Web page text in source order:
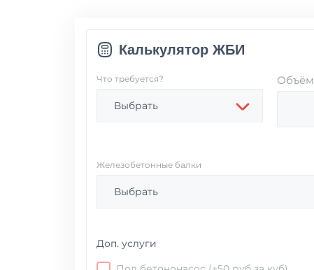
Калькулятор ЖБИ
Что требуется?
Выбрать
Объём
Железобетонные балки
Выбрать
Доп. услуги